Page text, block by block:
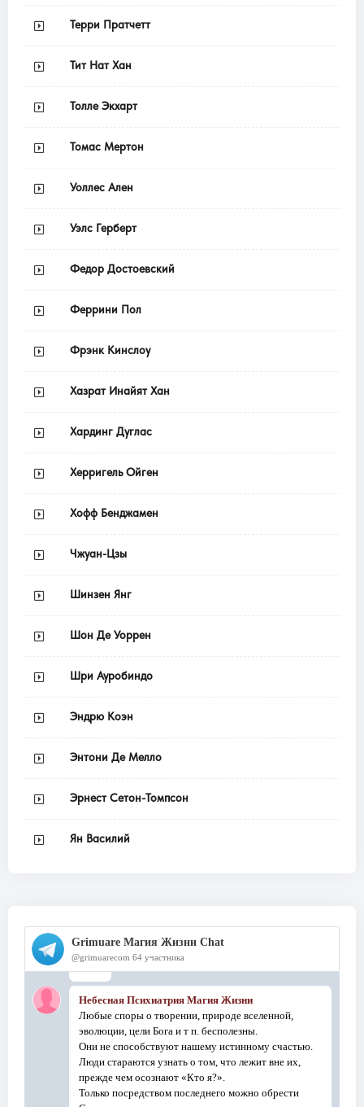
Терри Пратчетт
Тит Нат Хан
Толле Экхарт
Томас Мертон
Уоллес Ален
Уэлс Герберт
Федор Достоевский
Феррини Пол
Фрэнк Кинслоу
Хазрат Инайят Хан
Хардинг Дуглас
Херригель Ойген
Хофф Бенджамен
Чжуан-Цзы
Шинзен Янг
Шон Де Уоррен
Шри Ауробиндо
Эндрю Коэн
Энтони Де Мелло
Эрнест Сетон-Томпсон
Ян Василий